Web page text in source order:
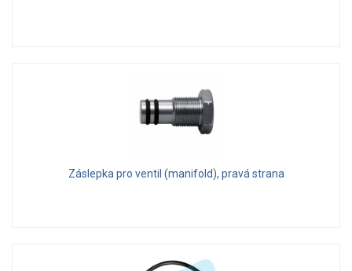
Záslepka pro ventil (manifold), pravá strana